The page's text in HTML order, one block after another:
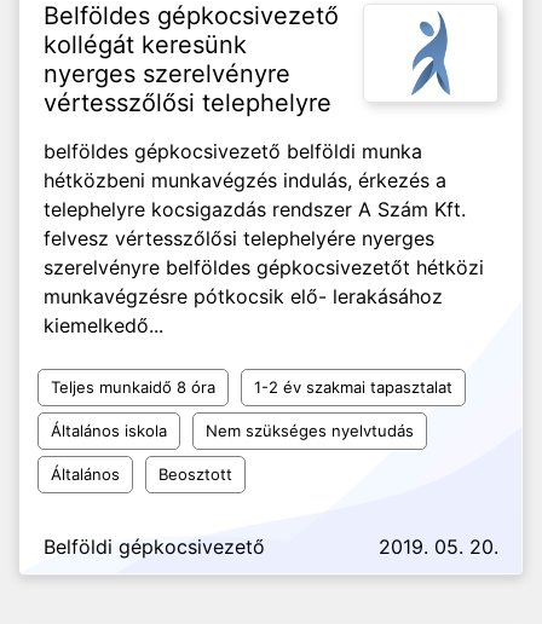
Belföldes gépkocsivezető
kollégát keresünk
nyerges szerelvényre
vértesszőlősi telephelyre
belföldes gépkocsivezető belföldi munka
hétközbeni munkavégzés indulás, érkezés a
telephelyre kocsigazdás rendszer A Szám Kft.
felvesz vértesszőlősi telephelyére nyerges
szerelvényre belföldes gépkocsivezetőt hétközi
munkavégzésre pótkocsik elő- lerakásához
kiemelkedő...
Teljes munkaidő 8 óra 1-2 év szakmai tapasztalat
Általános iskola Nem szükséges nyelvtudás
Általános Beosztott
Belföldi gépkocsivezető 2019. 05. 20.